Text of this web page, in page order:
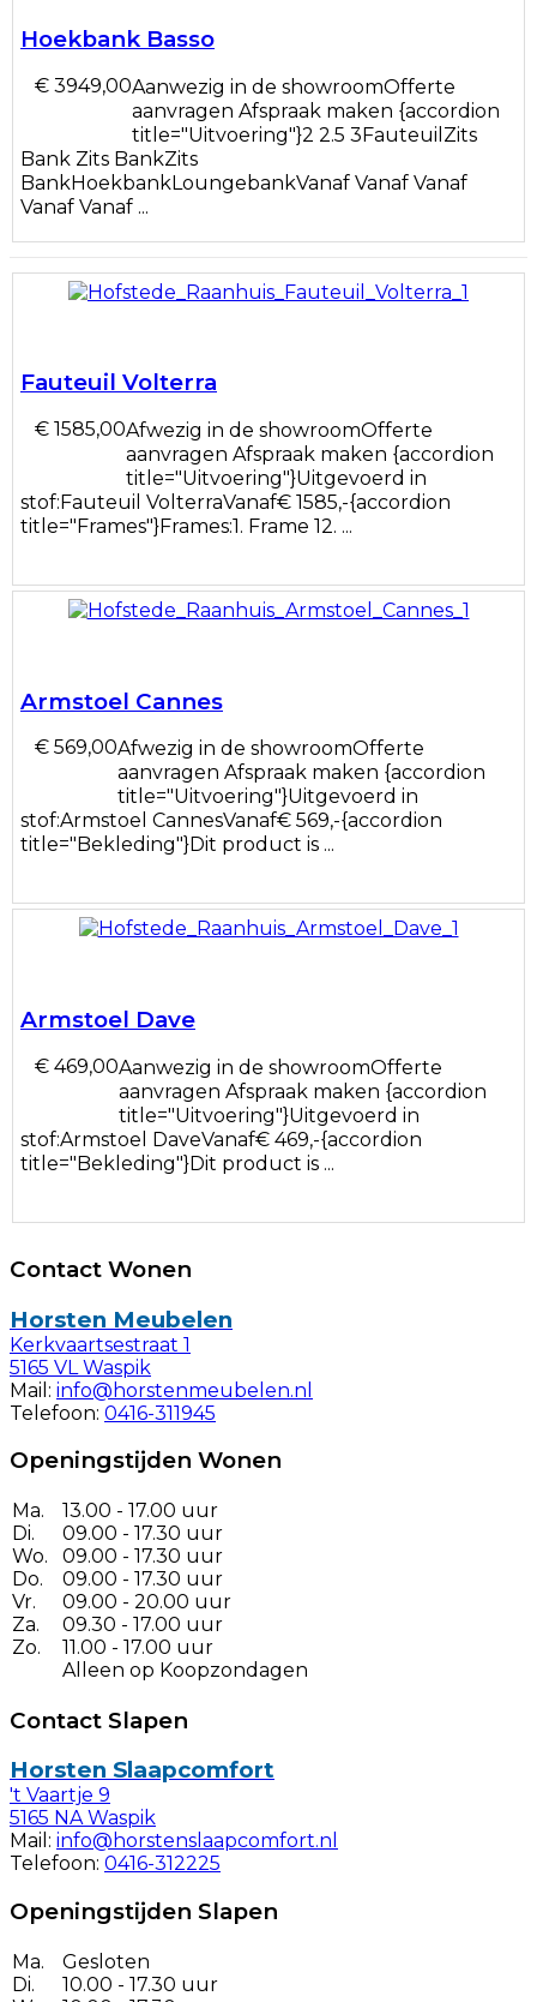
Hoekbank Basso
€ 3949,00Aanwezig in de showroomOfferte
aanvragen Afspraak maken {accordion
title="Uitvoering"}2 2.5 3FauteuilZits
Bank Zits BankZits
BankHoekbankLoungebankVanaf Vanaf Vanaf
Vanaf Vanaf ...
Fauteuil Volterra
€ 1585,00Afwezig in de showroomOfferte
aanvragen Afspraak maken {accordion
title="Uitvoering"}Uitgevoerd in
stof:Fauteuil VolterraVanaf€ 1585,-{accordion
title="Frames"}Frames:1. Frame 12. ...
Armstoel Cannes
€ 569,00Afwezig in de showroomOfferte
aanvragen Afspraak maken {accordion
title="Uitvoering"}Uitgevoerd in
stof:Armstoel CannesVanaf€ 569,-{accordion
title="Bekleding"}Dit product is ...
Armstoel Dave
€ 469,00Aanwezig in de showroomOfferte
aanvragen Afspraak maken {accordion
title="Uitvoering"}Uitgevoerd in
stof:Armstoel DaveVanaf€ 469,-{accordion
title="Bekleding"}Dit product is ...
Contact Wonen
Horsten Meubelen
Kerkvaartsestraat 1
5165 VL Waspik
Mail: info@horstenmeubelen.nl
Telefoon: 0416-311945
Openingstijden Wonen
Ma.
Di.
Wo.
Do.
Vr.
Za.
Zo.
13.00 - 17.00 uur
09.00 - 17.30 uur
09.00 - 17.30 uur
09.00 - 17.30 uur
09.00 - 20.00 uur
09.30 - 17.00 uur
11.00 - 17.00 uur
Alleen op Koopzondagen
Contact Slapen
Horsten Slaapcomfort
't Vaartje 9
5165 NA Waspik
Mail: info@horstenslaapcomfort.nl
Telefoon: 0416-312225
Openingstijden Slapen
Ma.
Di.
Gesloten
10.00 - 17.30 uur